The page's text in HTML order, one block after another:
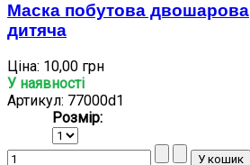
Маска побутова двошарова
дитяча
Ціна: 10,00 грн
У наявності
Артикул: 77000d1
Розмір: